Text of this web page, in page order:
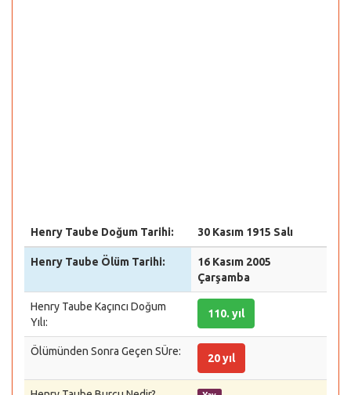
Henry Taube Doğum Tarihi: 30 Kasım 1915 Salı
Henry Taube Ölüm Tarihi:
16 Kasım 2005
Çarşamba
Henry Taube Kaçıncı Doğum
Yılı:
110. yıl
Ölümünden Sonra Geçen SÜre:
20 yıl